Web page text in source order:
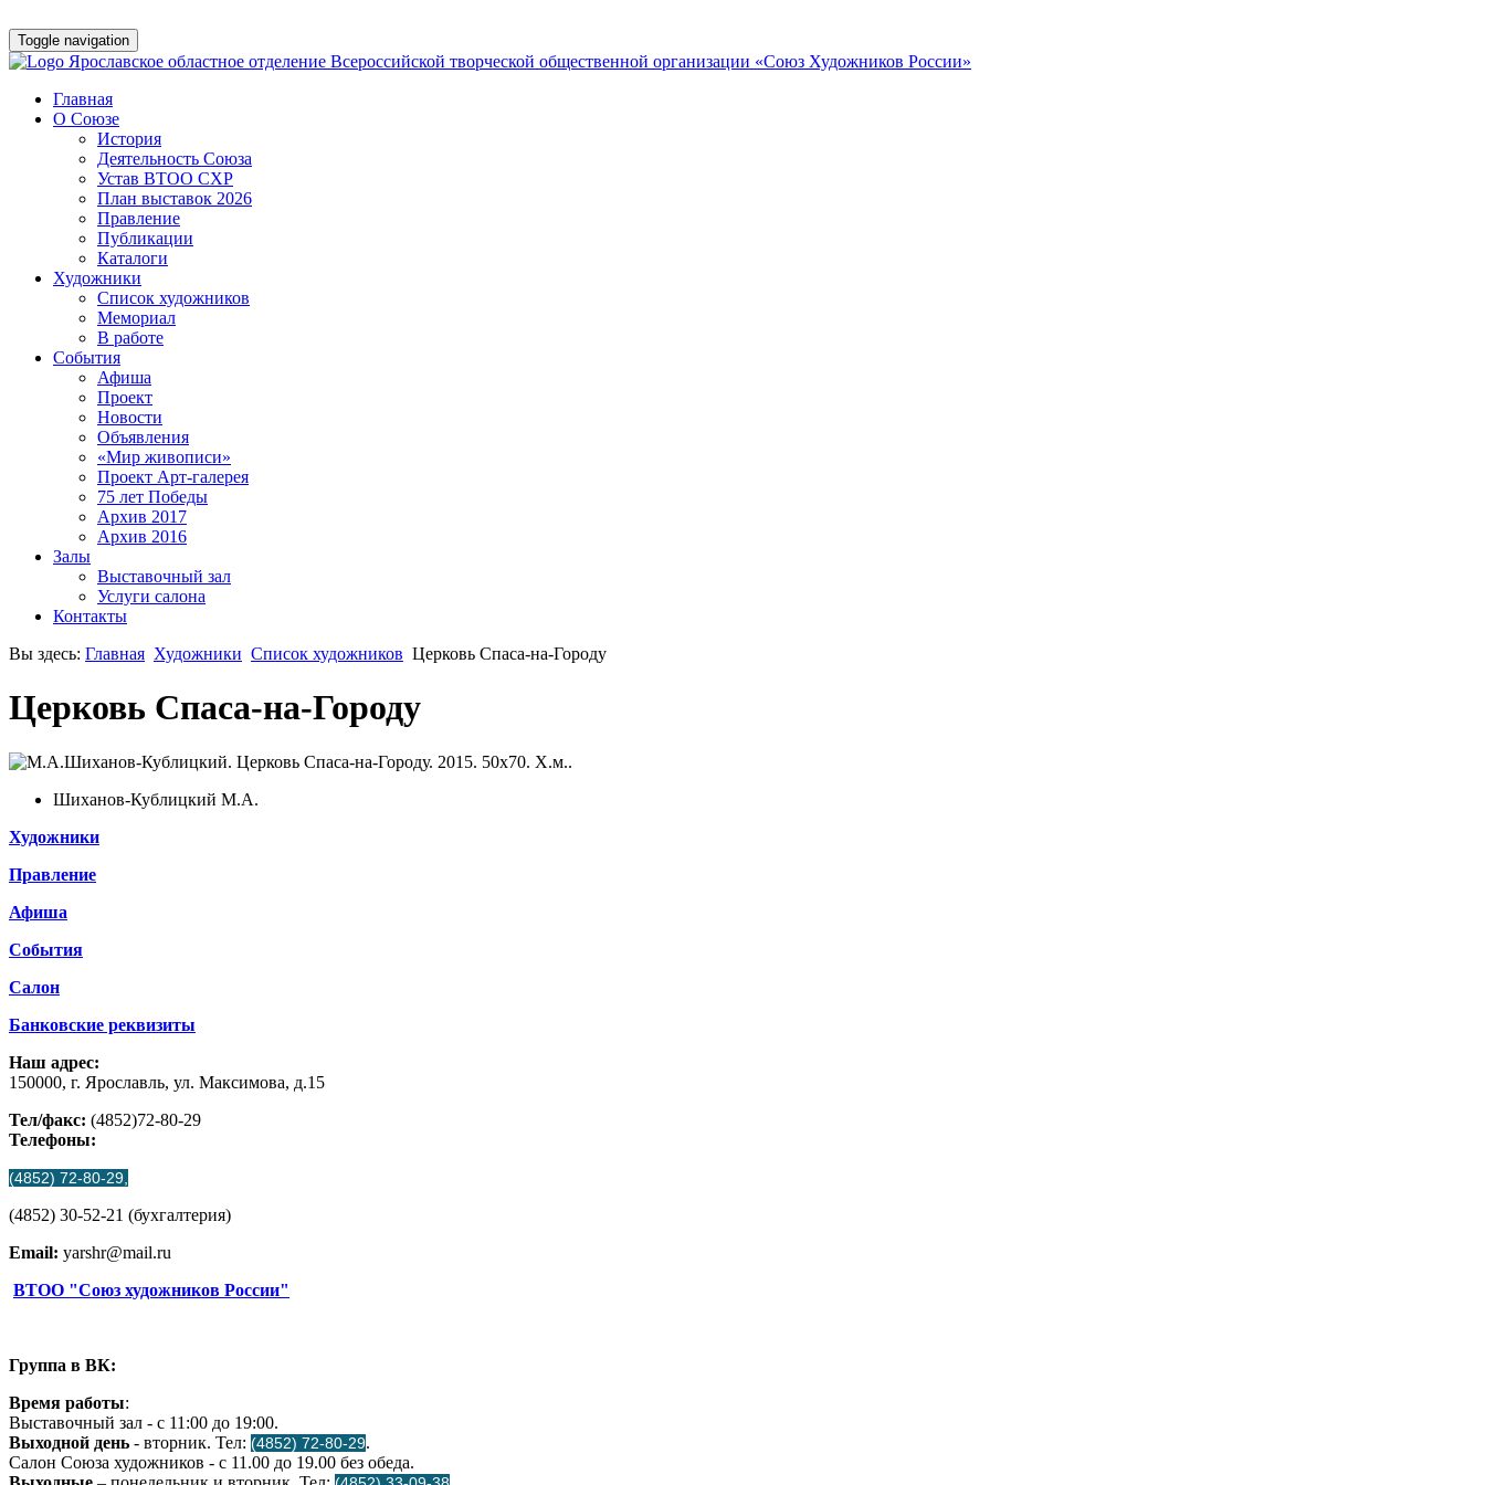
Toggle navigation
Ярославское областное отделение Всероссийской творческой общественной организации «Союз Художников России»
Главная
О Союзе
История
Деятельность Союза
Устав ВТОО СХР
План выставок 2026
Правление
Публикации
Каталоги
Художники
Список художников
Мемориал
В работе
События
Афишa
Проект
Новости
Объявления
«Мир живописи»
Проект Арт-галерея
75 лет Победы
Архив 2017
Архив 2016
Залы
Выставочный зал
Услуги салона
Контакты
Вы здесь: Главная Художники Список художников Церковь Спаса-на-Городу
Церковь Спаса-на-Городу
Шиханов-Кублицкий М.А.
Художники
Правление
Афиша
События
Салон
Банковские реквизиты
Наш адрес:
150000, г. Ярославль, ул. Максимова, д.15
Тел/факс: (4852)72-80-29
Телефоны:
(4852) 72-80-29,
(4852) 30-52-21 (бухгалтерия)
Email: yarshr@mail.ru
ВТОО "Союз художников России"
Группа в ВК:
Время работы:
Выставочный зал - с 11:00 до 19:00.
Выходной день - вторник. Тел: (4852) 72-80-29.
Салон Союза художников - с 11.00 до 19.00 без обеда.